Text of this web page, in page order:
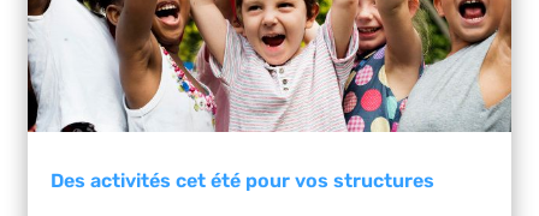
Des activités cet été pour vos structures